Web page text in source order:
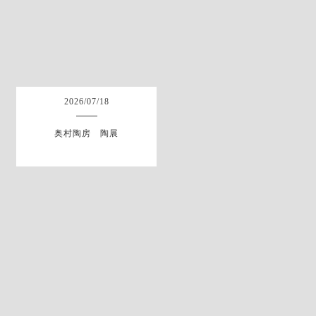
2026/07/18
奥村陶房 陶展